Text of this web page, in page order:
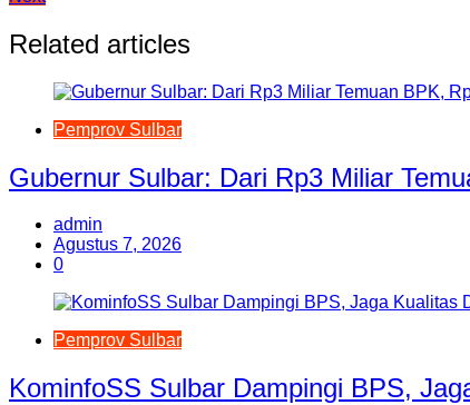
pos
Related articles
Pemprov Sulbar
Gubernur Sulbar: Dari Rp3 Miliar
admin
Agustus 7, 2026
0
Pemprov Sulbar
KominfoSS Sulbar Dampingi BPS,